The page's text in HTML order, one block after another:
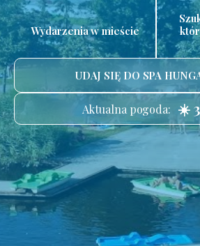
Wydarzenia w mieście
UDAJ SIĘ DO SPA
Aktualna pogoda: ☀️